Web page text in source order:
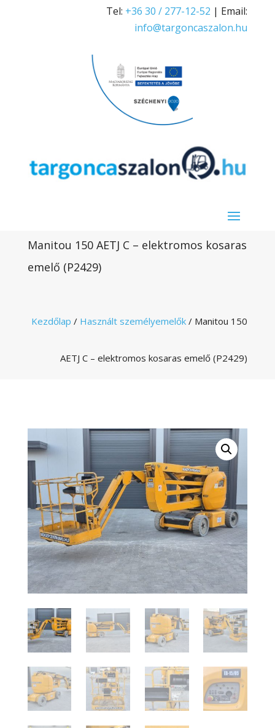
Tel: +36 30 / 277-12-52 | Email:
info@targoncaszalon.hu
Manitou 150 AETJ C – elektromos kosaras
emelő (P2429)
Kezdőlap / Használt személyemelők / Manitou 150
AETJ C – elektromos kosaras emelő (P2429)